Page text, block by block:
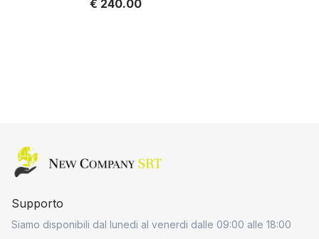
€ 240.00
Home page
Supporto
Siamo disponibili dal lunedi al venerdi dalle 09:00 alle 18:00